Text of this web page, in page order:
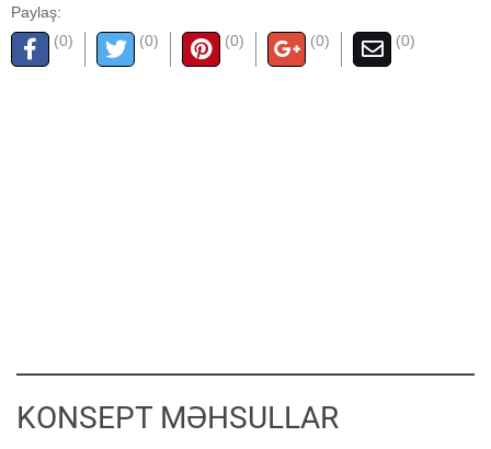
Paylaş:
(0)
(0) (0) (0) (0)
KONSEPT MƏHSULLAR